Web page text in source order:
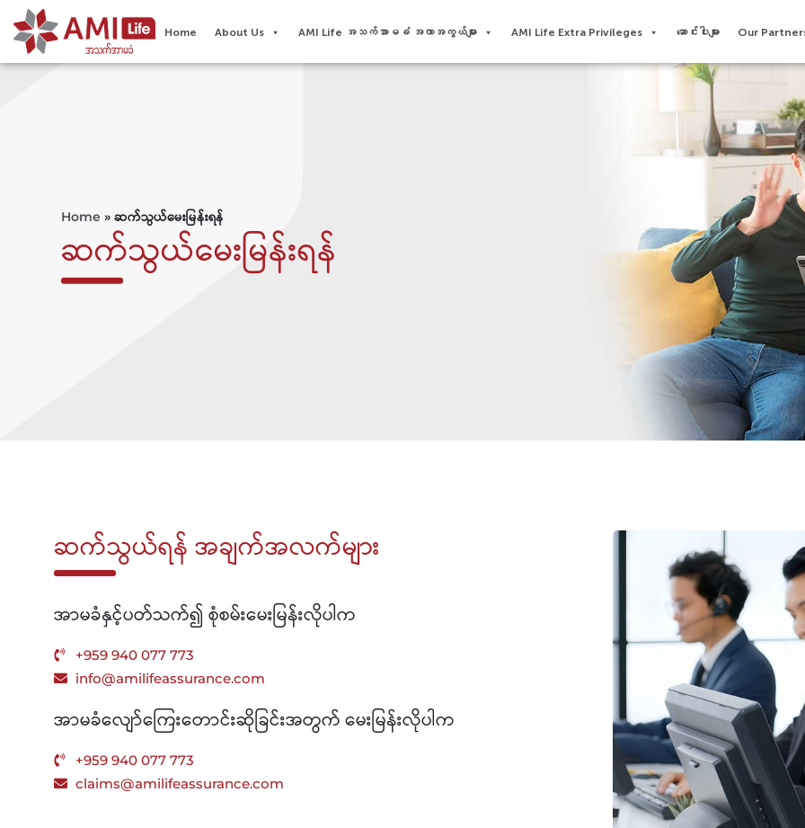
Home About Us AMI Life အသက်အာမခံ အကာအကွယ်များ AMI Life Extra Privileges​ ဆောင်းပါးများ Our
Home » ဆက်သွယ်မေးမြန်းရန်
ဆက်သွယ်မေးမြန်းရန်
ဆက်သွယ်ရန် အချက်အလက်များ
အာမခံနှင့်ပတ်သက်၍ စုံစမ်းမေးမြန်းလိုပါက
+959 940 077 773
info@amilifeassurance.com
အာမခံလျော်ကြေးတောင်းဆိုခြင်းအတွက် မေးမြန်းလိုပါက
+959 940 077 773
claims@amilifeassurance.com